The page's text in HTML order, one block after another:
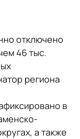
отключено
46 тыс.
региона
в
а также